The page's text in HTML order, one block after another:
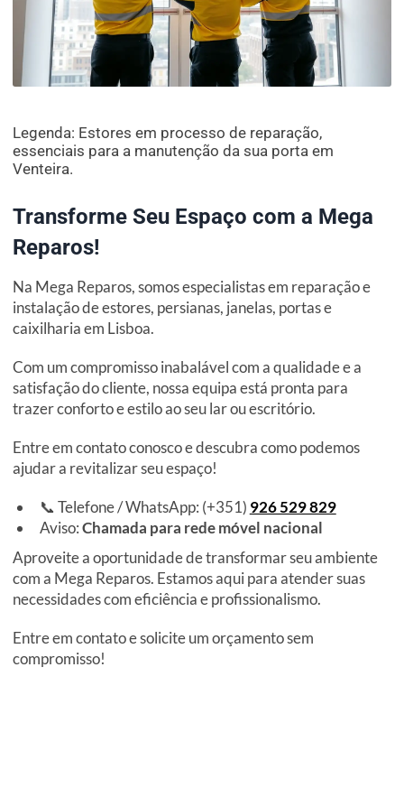
Legenda: Estores em processo de reparação,
essenciais para a manutenção da sua porta em
Venteira.
Transforme Seu Espaço com a Mega
Reparos!
Na Mega Reparos, somos especialistas em reparação e
instalação de estores, persianas, janelas, portas e
caixilharia em Lisboa.
Com um compromisso inabalável com a qualidade e a
satisfação do cliente, nossa equipa está pronta para
trazer conforto e estilo ao seu lar ou escritório.
Entre em contato conosco e descubra como podemos
ajudar a revitalizar seu espaço!
📞 Telefone / WhatsApp: (+351) 926 529 829
Aviso:Chamada para rede móvel nacional
Aproveite a oportunidade de transformar seu ambiente
com a Mega Reparos. Estamos aqui para atender suas
necessidades com eficiência e profissionalismo.
Entre em contato e solicite um orçamento sem
compromisso!